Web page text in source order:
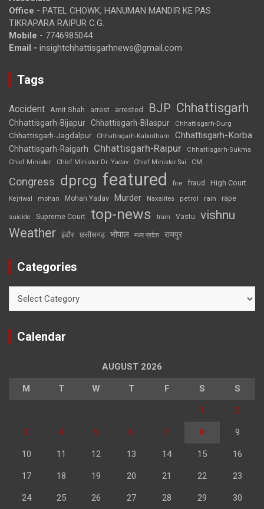
Office - PATEL CHOWK, HANUMAN MANDIR KE PAS
TIKRAPARA RAIPUR C.G.
Mobile - 7746985044
Email - insightchhattisgarhnews@gmail.com
Tags
Accident Amit Shah arrest arrested BJP Chhattisgarh
Chhattisgarh-Bijapur Chhattisgarh-Bilaspur Chhattisgarh-Durg
Chhattisgarh-Jagdalpur Chhattisgarh-Kabirdham Chhattisgarh-Korba
Chhattisgarh-Raigarh Chhattisgarh-Raipur
Chhattisgarh-Sukma
Chief Minister
Chief Minister Dr. Yadav Chief Minister Sai CM
Congress dprcg featured fire fraud High Court
Kejriwal mohan Mohan Yadav Murder Naxalites petrol rain rape
suicide Supreme Court top-news train Vastu vishnu
Weather इंदौर छत्तीसगढ़ भोपाल मध्य प्रदेश रायपुर
Categories
Calendar
AUGUST 2026
M T W T F S S
1 2
3 4 5 6 7 8 9
10 11 12 13 14 15 16
17 18 19 20 21 22 23
24 25 26 27 28 29 30